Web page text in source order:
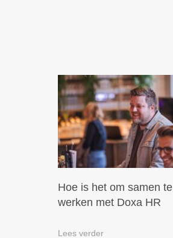
Hoe is het om samen te
werken met Doxa HR
Lees verder